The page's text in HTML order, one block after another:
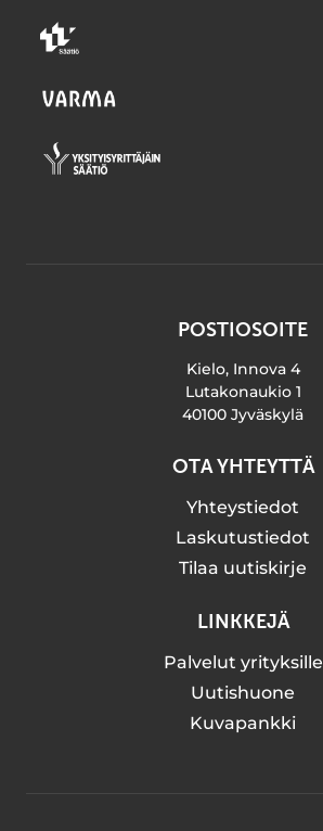
POSTIOSOITE
Kielo, Innova 4
Lutakonaukio 1
40100 Jyväskylä
OTA YHTEYTTÄ
Yhteystiedot
Laskutustiedot
Tilaa uutiskirje
LINKKEJÄ
Palvelut yrityksille
Uutishuone
Kuvapankki